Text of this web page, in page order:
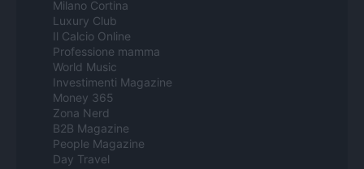
Milano Cortina
Luxury Club
Il Calcio Online
Professione mamma
World Music
Investimenti Magazine
Money 365
Zona Nerd
B2B Magazine
People Magazine
Day Travel